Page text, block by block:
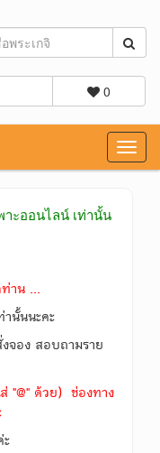
0
าะออนไลน์ เท่านั้น
าน ...
นั้นนะคะ
จอง สอบถามราย
"@" ด้วย) ช่องทาง